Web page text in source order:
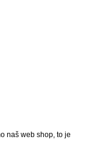
naš web shop, to je